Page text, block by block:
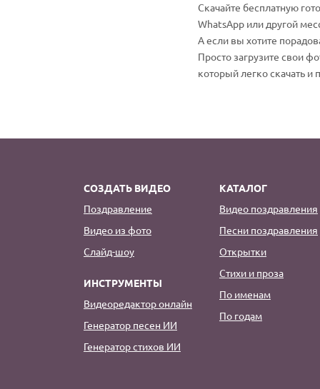
Скачайте бесплатную
WhatsApp или другой
А если вы хотите
Просто загрузите свои
который легко скачать
СОЗДАТЬ ВИДЕО
Поздравление
Видео из фото
Слайд-шоу
ИНСТРУМЕНТЫ
Видеоредактор онлайн
Генератор песен ИИ
Генератор стихов ИИ
КАТАЛОГ
Видео поздравления
Песни поздравления
Открытки
Стихи и проза
По именам
По годам